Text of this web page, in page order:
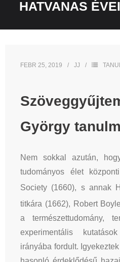
Dokumentumtár
HATVANAS
FEBR 25, 2019 JJ
György
Nem sokkal azután,
tudományos élet
Society (1660), s annak
titkára (1662), Robert Boyle
a természettudomány,
experimentális
irányába fordult.